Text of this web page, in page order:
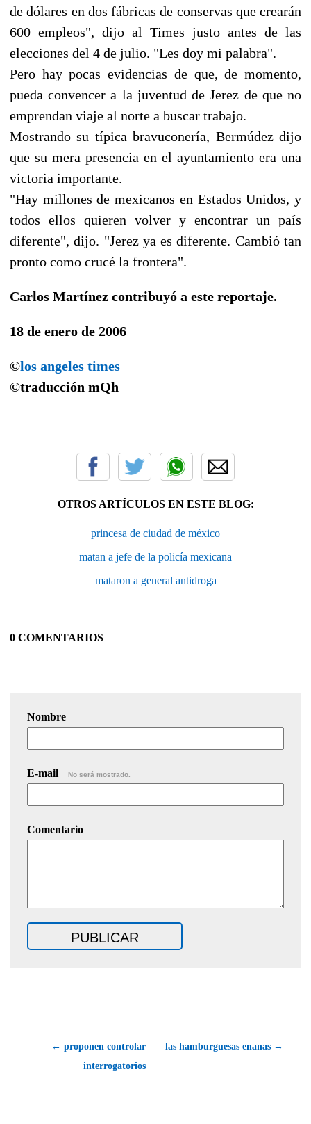
de dólares en dos fábricas de conservas que crearán
600 empleos", dijo al Times justo antes de las
elecciones del 4 de julio. "Les doy mi palabra".
Pero hay pocas evidencias de que, de momento,
pueda convencer a la juventud de Jerez de que no
emprendan viaje al norte a buscar trabajo.
Mostrando su típica bravuconería, Bermúdez dijo
que su mera presencia en el ayuntamiento era una
victoria importante.
"Hay millones de mexicanos en Estados Unidos, y
todos ellos quieren volver y encontrar un país
diferente", dijo. "Jerez ya es diferente. Cambió tan
pronto como crucé la frontera".
Carlos Martínez contribuyó a este reportaje.
18 de enero de 2006
©los angeles times
©traducción mQh
OTROS ARTÍCULOS EN ESTE BLOG:
princesa de ciudad de méxico
matan a jefe de la policía mexicana
mataron a general antidroga
0 COMENTARIOS
Nombre
E-mail No será mostrado.
Comentario
← proponen controlar
interrogatorios
las hamburguesas enanas →